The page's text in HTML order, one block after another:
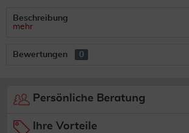
Beschreibung
mehr
Bewertungen 0
Persönliche Beratung
Ihre Vorteile